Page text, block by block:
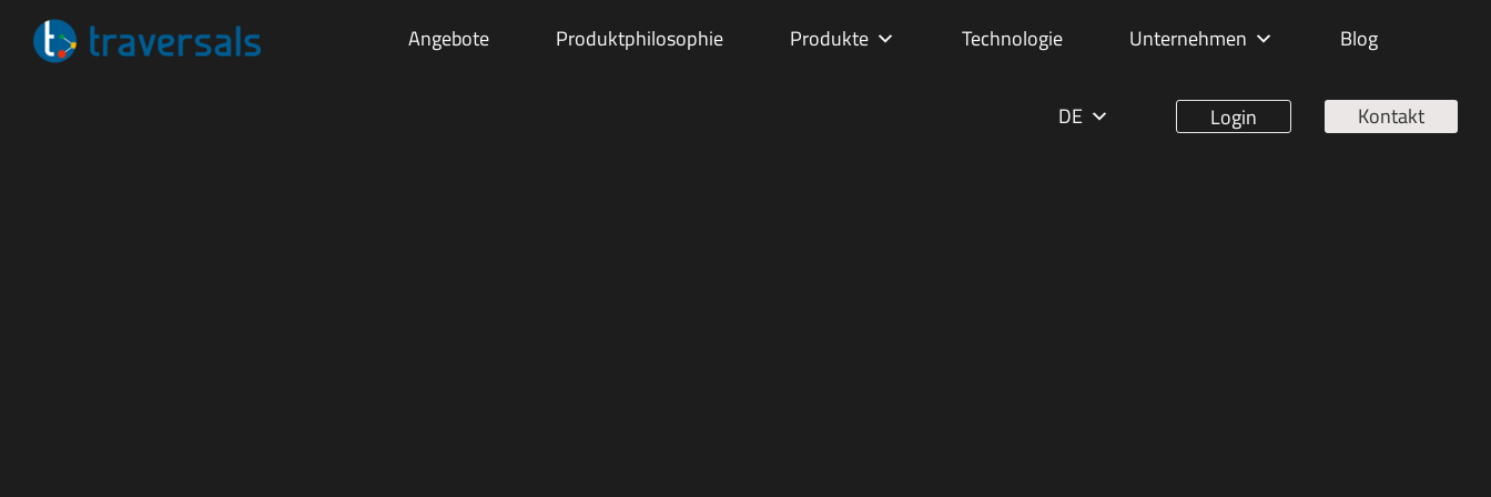
Angebote Produktphilosophie Produkte Technologie Unternehmen Blog
Kontakt
Login
DE